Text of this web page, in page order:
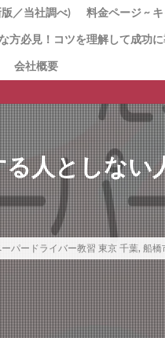
版／当社調べ) 料金ページ ~
1番人気！
「とにかく安
お試し120分
回数券１２（
「キャンペー
初心者講習 –
値段の理由
方必見！コツを理解して成功
会社概要
る人としない
パードライバー教習 東京 千葉, 船橋